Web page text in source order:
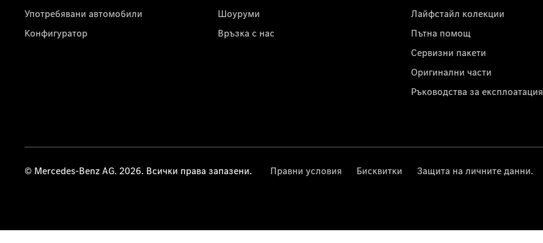
Употребявани автомобили
Конфигуратор
Шоуруми
Връзка с нас
Лайфстайл колекции
Пътна помощ
Сервизни пакети
Оригинални части
Ръководства за експлоатация
© Mercedes-Benz AG. 2026. Всички права запазени. Правни условия Бисквитки Защита на личните данни.